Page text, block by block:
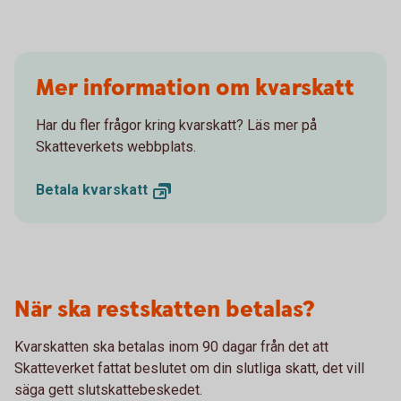
Mer information om kvarskatt
Har du fler frågor kring kvarskatt? Läs mer på
Skatteverkets webbplats.
Betala kvarskatt
När ska restskatten betalas?
Kvarskatten ska betalas inom 90 dagar från det att
Skatteverket fattat beslutet om din slutliga skatt, det vill
säga gett slutskattebeskedet.